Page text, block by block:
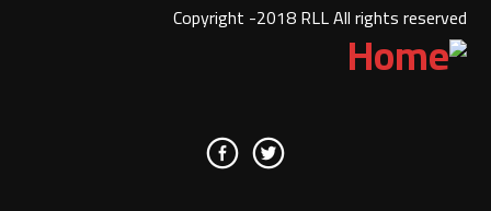
Copyright -2018 RLL All rights reserved